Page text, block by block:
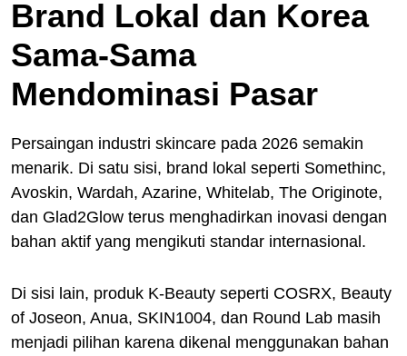
Brand Lokal dan Korea
Sama-Sama
Mendominasi Pasar
Persaingan industri skincare pada 2026 semakin
menarik. Di satu sisi, brand lokal seperti Somethinc,
Avoskin, Wardah, Azarine, Whitelab, The Originote,
dan Glad2Glow terus menghadirkan inovasi dengan
bahan aktif yang mengikuti standar internasional.
Di sisi lain, produk K-Beauty seperti COSRX, Beauty
of Joseon, Anua, SKIN1004, dan Round Lab masih
menjadi pilihan karena dikenal menggunakan bahan